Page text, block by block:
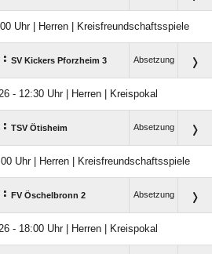
Uhr | Herren | Kreisfreundschaftsspiele
: SV Kickers Pforzheim 3 Absetzung
- 12:30 Uhr | Herren | Kreispokal
: TSV Ötisheim Absetzung
Uhr | Herren | Kreisfreundschaftsspiele
: FV Öschelbronn 2 Absetzung
- 18:00 Uhr | Herren | Kreispokal